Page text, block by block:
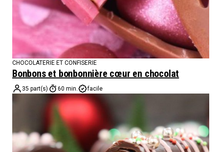
CHOCOLATERIE ET CONFISERIE
Bonbons et bonbonnière cœur en chocolat
35 part(s) 60 min. facile